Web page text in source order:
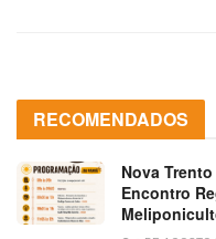
RECOMENDADOS
Nova
Encontro